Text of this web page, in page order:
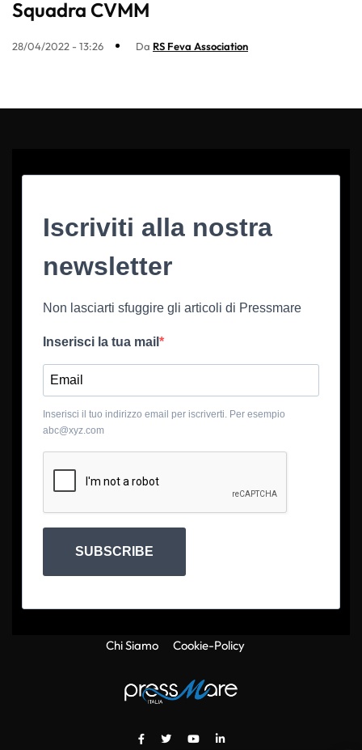
Squadra CVMM
28/04/2022 - 13:26 Da RS Feva Association
Iscriviti alla nostra
newsletter
Non lasciarti sfuggire gli articoli di Pressmare
Inserisci la tua mail
Inserisci il tuo indirizzo email per iscriverti. Per esempio
abc@xyz.com
SUBSCRIBE
Chi Siamo Cookie-Policy